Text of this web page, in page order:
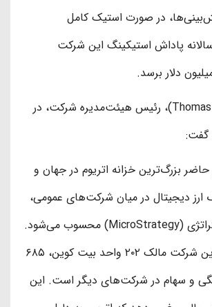
در صورت استیک کامل
سالانه پاداش استیکینگ این شرکت
توماس لی (Thomas Lee)، رئیس هیئت‌مدیره شرکت، در
گفت:
بزرگ‌ترین خزانه اتریوم در جهان و
ارز دیجیتال در میان شرکت‌های عمومی،
پس از مایکرواستراتژی (MicroStrategy) محسوب می‌شود.
علاوه بر اتریوم، این شرکت مالک ۲۰۲ واحد بیت کوین، ۶۸۵
و سهام در شرکت‌های دیگر است. این